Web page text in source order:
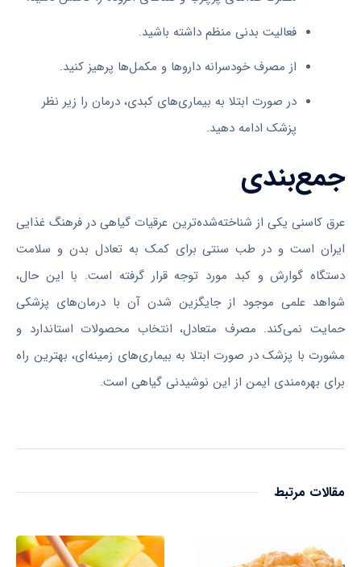
فعالیت بدنی منظم داشته باشید.
از مصرف خودسرانه داروها و مکمل‌ها پرهیز کنید.
در صورت ابتلا به بیماری‌های کبدی، درمان را زیر نظر
پزشک ادامه دهید.
جمع‌بندی
عرق کاسنی یکی از شناخته‌شده‌ترین عرقیات گیاهی در فرهنگ غذایی
ایران است و در طب سنتی برای کمک به تعادل بدن و سلامت
دستگاه گوارش و کبد مورد توجه قرار گرفته است. با این حال،
شواهد علمی موجود از جایگزین شدن آن با درمان‌های پزشکی
حمایت نمی‌کند. مصرف متعادل، انتخاب محصولات استاندارد و
مشورت با پزشک در صورت ابتلا به بیماری‌های زمینه‌ای، بهترین راه
برای بهره‌مندی ایمن از این نوشیدنی گیاهی است.
مقالات مرتبط